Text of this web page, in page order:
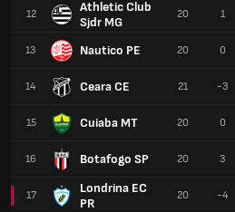
12
Athletic Club
Sjdr MG
13 Nautico PE
14 Ceara CE
15 Cuiaba MT
16 Botafogo SP
17
Londrina EC
PR
20 1
20 0
21 -3
20 0
20 3
20 -4